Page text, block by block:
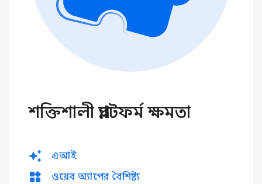
শক্তিশালী প্ল্যাটফর্ম ক্ষমতা
auto_awesome এআই
widgets ওয়েব অ্যাপের বৈশিষ্ট্য